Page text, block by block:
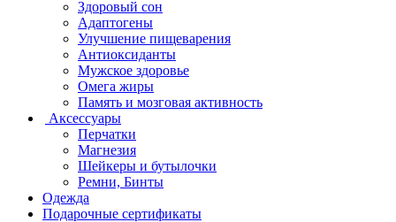
Здоровый сон
Адаптогены
Улучшение пищеварения
Антиоксиданты
Мужское здоровье
Омега жиры
Память и мозговая активность
Аксессуары
Перчатки
Магнезия
Шейкеры и бутылочки
Ремни, Бинты
Одежда
Подарочные сертификаты